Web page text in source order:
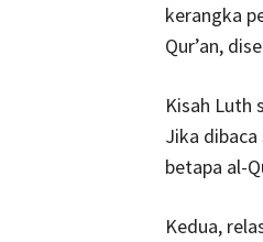
kerangka
Qur’an,
Kisah Luth
Jika
betapa al-
Kedua,